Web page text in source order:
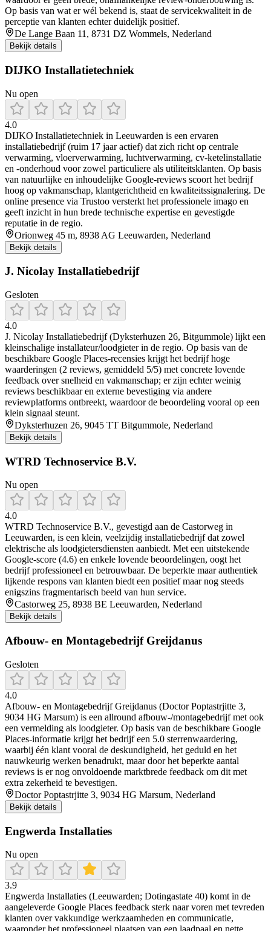
Op basis van wat er wél bekend is, staat de servicekwaliteit in de
perceptie van klanten echter duidelijk positief.
De Lange Baan 11, 8731 DZ Wommels, Nederland
Bekijk details
DIJKO Installatietechniek
Nu open
4.0
DIJKO Installatietechniek in Leeuwarden is een ervaren
installatiebedrijf (ruim 17 jaar actief) dat zich richt op centrale
verwarming, vloerverwarming, luchtverwarming, cv-ketelinstallatie
en -onderhoud voor zowel particuliere als utiliteitsklanten. Op basis
van natuurlijke en inhoudelijke Google-reviews scoort het bedrijf
hoog op vakmanschap, klantgerichtheid en kwaliteitssignalering. De
online presence via Trustoo versterkt het professionele imago en
geeft inzicht in hun brede technische expertise en gevestigde
reputatie in de regio.
Orionweg 45 m, 8938 AG Leeuwarden, Nederland
Bekijk details
J. Nicolay Installatiebedrijf
Gesloten
4.0
J. Nicolay Installatiebedrijf (Dyksterhuzen 26, Bitgummole) lijkt een
kleinschalige installateur/loodgieter in de regio. Op basis van de
beschikbare Google Places-recensies krijgt het bedrijf hoge
waarderingen (2 reviews, gemiddeld 5/5) met concrete lovende
feedback over snelheid en vakmanschap; er zijn echter weinig
reviews beschikbaar en externe bevestiging via andere
reviewplatforms ontbreekt, waardoor de beoordeling vooral op een
klein signaal steunt.
Dyksterhuzen 26, 9045 TT Bitgummole, Nederland
Bekijk details
WTRD Technoservice B.V.
Nu open
4.0
WTRD Technoservice B.V., gevestigd aan de Castorweg in
Leeuwarden, is een klein, veelzijdig installatiebedrijf dat zowel
elektrische als loodgietersdiensten aanbiedt. Met een uitstekende
Google-score (4.6) en enkele lovende beoordelingen, oogt het
bedrijf professioneel en betrouwbaar. De beperkte maar authentiek
lijkende respons van klanten biedt een positief maar nog steeds
enigszins fragmentarisch beeld van hun service.
Castorweg 25, 8938 BE Leeuwarden, Nederland
Bekijk details
Afbouw- en Montagebedrijf Greijdanus
Gesloten
4.0
Afbouw- en Montagebedrijf Greijdanus (Doctor Poptastrjitte 3,
9034 HG Marsum) is een allround afbouw-/montagebedrijf met ook
een vermelding als loodgieter. Op basis van de beschikbare Google
Places-informatie krijgt het bedrijf een 5.0 sterrenwaardering,
waarbij één klant vooral de deskundigheid, het geduld en het
nauwkeurig werken benadrukt, maar door het beperkte aantal
reviews is er nog onvoldoende marktbrede feedback om dit met
extra zekerheid te bevestigen.
Doctor Poptastrjitte 3, 9034 HG Marsum, Nederland
Bekijk details
Engwerda Installaties
Nu open
3.9
Engwerda Installaties (Leeuwarden; Dotingastate 40) komt in de
aangeleverde Google Places feedback sterk naar voren met tevreden
klanten over vakkundige werkzaamheden en communicatie,